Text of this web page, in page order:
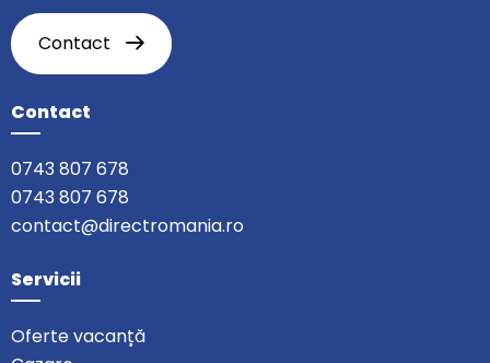
Contact
Contact
0743 807 678
0743 807 678
contact@directromania.ro
Servicii
Oferte vacanță